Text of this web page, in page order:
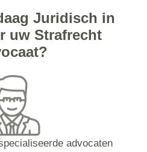
Juridisch in
uw Strafrecht
advocaten